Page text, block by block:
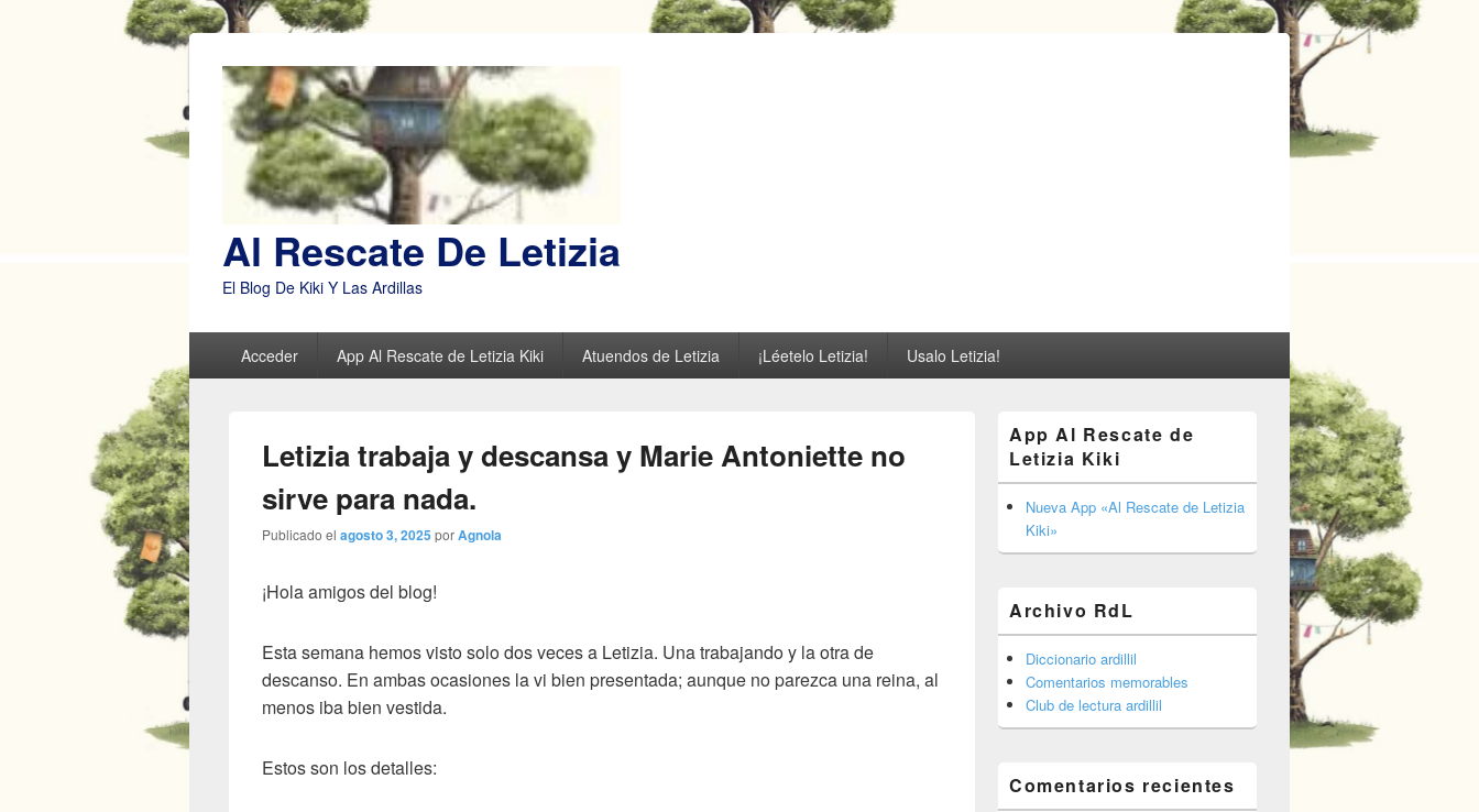
Al Rescate De Letizia
El Blog De Kiki Y Las Ardillas
principalAcceder App Al Rescate de Letizia Kiki Atuendos de Letizia ¡Léetelo Letizia! Usalo Letizia!
Letizia trabaja y descansa y Marie Antoniette no
sirve para nada.
Publicado el agosto 3, 2025 porAgnola
¡Hola amigos del blog!
Esta semana hemos visto solo dos veces a Letizia. Una trabajando y la otra de
descanso. En ambas ocasiones la vi bien presentada; aunque no parezca una reina, al
menos iba bien vestida.
Estos son los detalles:
área
widget
barra
lateral
primaria
App Al Rescate de
Letizia Kiki
Nueva App «Al Rescate de Letizia
Kiki»
Archivo RdL
Diccionario ardillil
Comentarios memorables
Club de lectura ardillil
Comentarios recientes